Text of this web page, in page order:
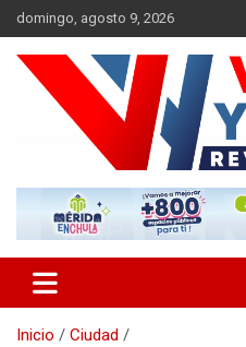
Saltar
al
contenido
domingo, agosto 9, 2026
Vector Yucatán
Inicio
Ciudad